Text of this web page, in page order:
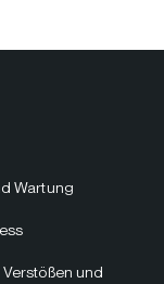
Wartung
und